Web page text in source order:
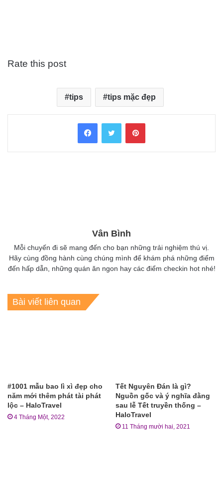
Rate this post
tips tips mặc đẹp
FacebookTwitter Pinterest
Vân Bình
Mỗi chuyến đi sẽ mang đến cho bạn những trải nghiệm thú vị.
Hãy cùng đồng hành cùng chúng mình để khám phá những điểm
đến hấp dẫn, những quán ăn ngon hay các điểm checkin hot nhé!
Bài viết liên quan
#1001 mẫu bao lì xì đẹp cho
năm mới thêm phát tài phát
lộc – HaloTravel
4 Tháng Một, 2022
Tết Nguyên Đán là gì?
Nguồn gốc và ý nghĩa đằng
sau lễ Tết truyền thống –
HaloTravel
11 Tháng mười hai, 2021